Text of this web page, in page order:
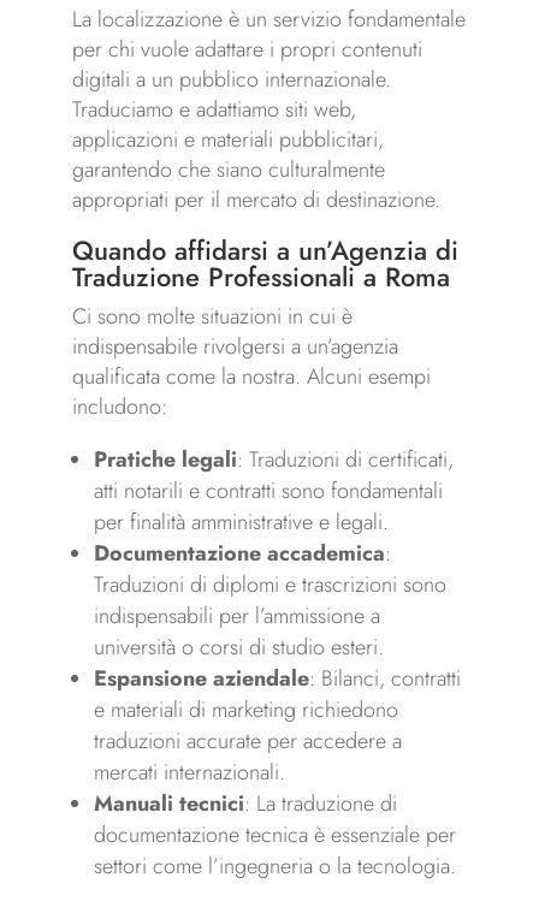
La localizzazione è un servizio fondamentale
per chi vuole adattare i propri contenuti
digitali a un pubblico internazionale.
Traduciamo e adattiamo siti web,
applicazioni e materiali pubblicitari,
garantendo che siano culturalmente
appropriati per il mercato di destinazione.
Quando affidarsi a un’Agenzia di
Traduzione Professionali a Roma
Ci sono molte situazioni in cui è
indispensabile rivolgersi a un’agenzia
qualificata come la nostra. Alcuni esempi
includono:
Pratiche legali: Traduzioni di certificati,
atti notarili e contratti sono fondamentali
per finalità amministrative e legali.
Documentazione accademica:
Traduzioni di diplomi e trascrizioni sono
indispensabili per l’ammissione a
università o corsi di studio esteri.
Espansione aziendale: Bilanci, contratti
e materiali di marketing richiedono
traduzioni accurate per accedere a
mercati internazionali.
Manuali tecnici: La traduzione di
documentazione tecnica è essenziale per
settori come l’ingegneria o la tecnologia.